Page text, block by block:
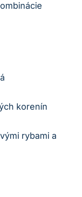
korenín
rybami a